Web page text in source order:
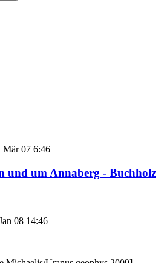
Mär 07 6:46
und um Annaberg - Buchholz
08 14:46